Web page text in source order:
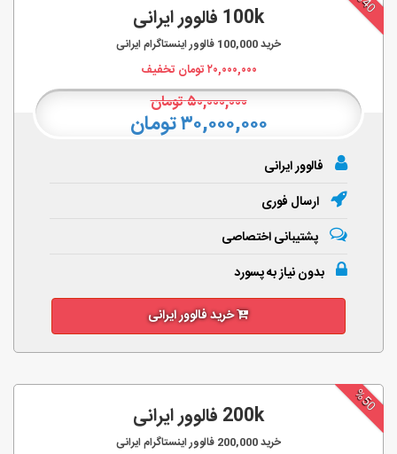
100k فالوور ایرانی
خرید100,000 فالوور اینستاگرام ایرانی
۲۰,۰۰۰,۰۰۰تومان تخفیف
۵۰,۰۰۰,۰۰۰تومان
۳۰,۰۰۰,۰۰۰ تومان
فالوور ایرانی
ارسال فوری
پشتیبانی اختصاصی
بدون نیاز به پسورد
خرید فالوور ایرانی
%50
200k فالوور ایرانی
خرید200,000 فالوور اینستاگرام ایرانی